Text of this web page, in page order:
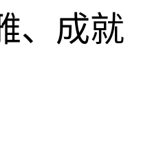
、成就